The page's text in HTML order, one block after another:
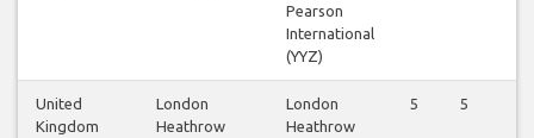
Pearson
International
(YYZ)
United
Kingdom
London
Heathrow
London
Heathrow
5 5